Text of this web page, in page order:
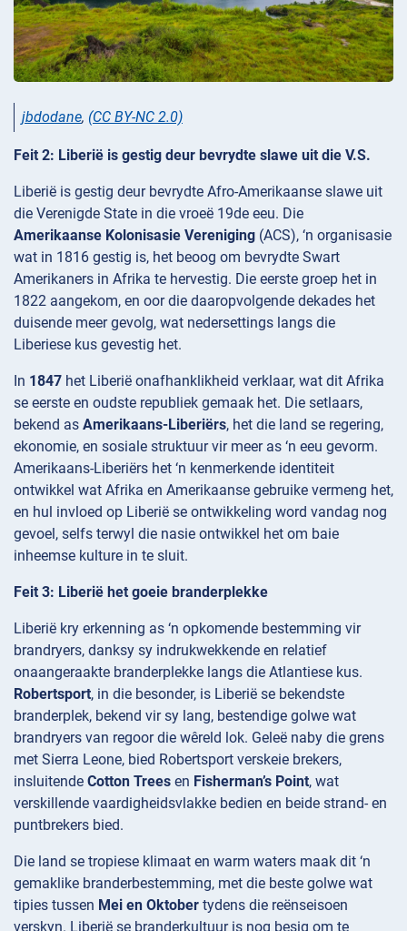
jbdodane, (CC BY-NC 2.0)
Feit 2: Liberië is gestig deur bevrydte slawe uit die V.S.
Liberië is gestig deur bevrydte Afro-Amerikaanse slawe uit
die Verenigde State in die vroeë 19de eeu. Die
Amerikaanse Kolonisasie Vereniging (ACS), ‘n organisasie
wat in 1816 gestig is, het beoog om bevrydte Swart
Amerikaners in Afrika te hervestig. Die eerste groep het in
1822 aangekom, en oor die daaropvolgende dekades het
duisende meer gevolg, wat nedersettings langs die
Liberiese kus gevestig het.
In 1847 het Liberië onafhanklikheid verklaar, wat dit Afrika
se eerste en oudste republiek gemaak het. Die setlaars,
bekend as Amerikaans-Liberiërs, het die land se regering,
ekonomie, en sosiale struktuur vir meer as ‘n eeu gevorm.
Amerikaans-Liberiërs het ‘n kenmerkende identiteit
ontwikkel wat Afrika en Amerikaanse gebruike vermeng het,
en hul invloed op Liberië se ontwikkeling word vandag nog
gevoel, selfs terwyl die nasie ontwikkel het om baie
inheemse kulture in te sluit.
Feit 3: Liberië het goeie branderplekke
Liberië kry erkenning as ‘n opkomende bestemming vir
brandryers, danksy sy indrukwekkende en relatief
onaangeraakte branderplekke langs die Atlantiese kus.
Robertsport, in die besonder, is Liberië se bekendste
branderplek, bekend vir sy lang, bestendige golwe wat
brandryers van regoor die wêreld lok. Geleë naby die grens
met Sierra Leone, bied Robertsport verskeie brekers,
insluitende Cotton Trees en Fisherman’s Point, wat
verskillende vaardigheidsvlakke bedien en beide strand- en
puntbrekers bied.
Die land se tropiese klimaat en warm waters maak dit ‘n
gemaklike branderbestemming, met die beste golwe wat
tipies tussen Mei en Oktober tydens die reënseisoen
verskyn. Liberië se branderkultuur is nog besig om te